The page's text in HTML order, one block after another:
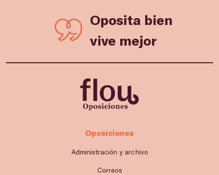
Oposita bien
vive mejor
Oposiciones
Administración y archivo
Correos